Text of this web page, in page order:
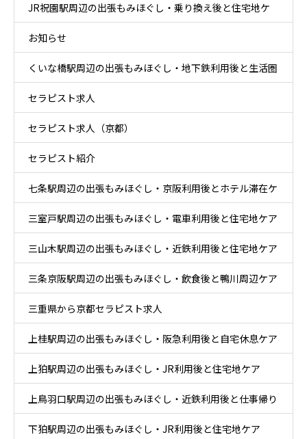
ア
JR祝園駅周辺の出張もみほぐし・乗り換え後と住宅地ケ
ア
お知らせ
くいな橋駅周辺の出張もみほぐし・地下鉄利用後と生活圏
ケア
セラピスト求人
セラピスト求人（京都）
セラピスト紹介
七条駅周辺の出張もみほぐし・京阪利用後とホテル滞在ケ
ア
三室戸駅周辺の出張もみほぐし・電車利用後と住宅地ケア
三山木駅周辺の出張もみほぐし・近鉄利用後と住宅地ケア
三条京阪駅周辺の出張もみほぐし・飲食後と鴨川周辺ケア
三重県から京都セラピスト求人
上桂駅周辺の出張もみほぐし・阪急利用後と自宅休息ケア
上狛駅周辺の出張もみほぐし・JR利用後と住宅地ケア
上鳥羽口駅周辺の出張もみほぐし・近鉄利用後と仕事帰り
ケア
下狛駅周辺の出張もみほぐし・JR利用後と住宅地ケア